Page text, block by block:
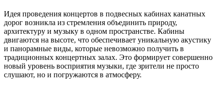
Идея проведения концертов в подвесных кабинах канатных
дорог возникла из стремления объединить природу,
архитектуру и музыку в одном пространстве. Кабины
двигаются на высоте, что обеспечивает уникальную акустику
и панорамные виды, которые невозможно получить в
традиционных концертных залах. Это формирует совершенно
новый уровень восприятия музыки, где зрители не просто
слушают, но и погружаются в атмосферу.